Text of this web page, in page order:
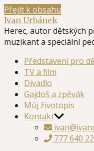
Přejít k obsahu
Ivan Urbánek
Herec, autor dětských
muzikant a speciální
Představení pro
TV a film
Divadlo
Gajdoš a zpěvák
Můj životopis
Kontakt
777 640